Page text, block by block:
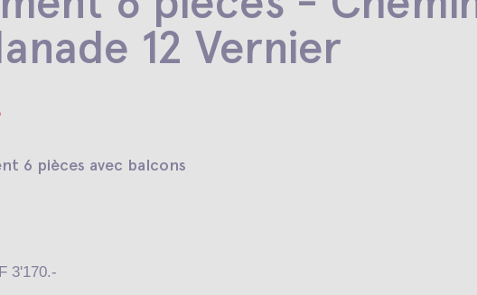
12 Vernier
6 pièces avec balcons
3'170.-